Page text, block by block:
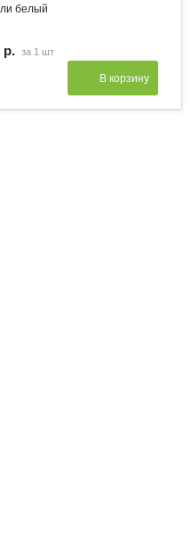
белый
р. за 1 шт
В корзину